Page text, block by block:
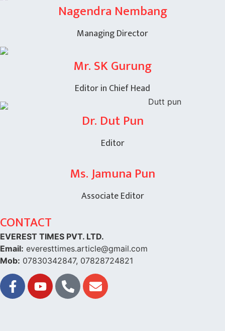
Nagendra Nembang
Managing Director
Mr. SK Gurung
Editor in Chief Head
Dr. Dut Pun
Editor
Ms. Jamuna Pun
Associate Editor
CONTACT
EVEREST TIMES PVT. LTD.
Email: everesttimes.article@gmail.com
Mob: 07830342847, 07828724821